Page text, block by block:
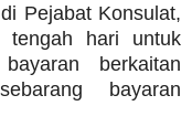
Pejabat Konsulat,
tengah hari untuk
berkaitan
bayaran